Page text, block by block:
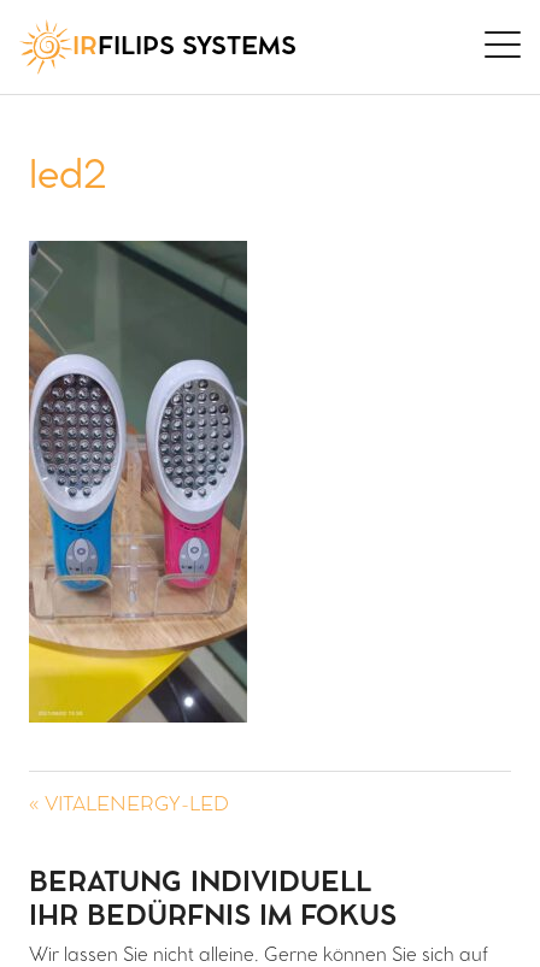
IR FILIPS SYSTEMS
led2
« VITALENERGY-LED
BERATUNG INDIVIDUELL
IHR BEDÜRFNIS IM FOKUS
Wir lassen Sie nicht alleine. Gerne können Sie sich auf